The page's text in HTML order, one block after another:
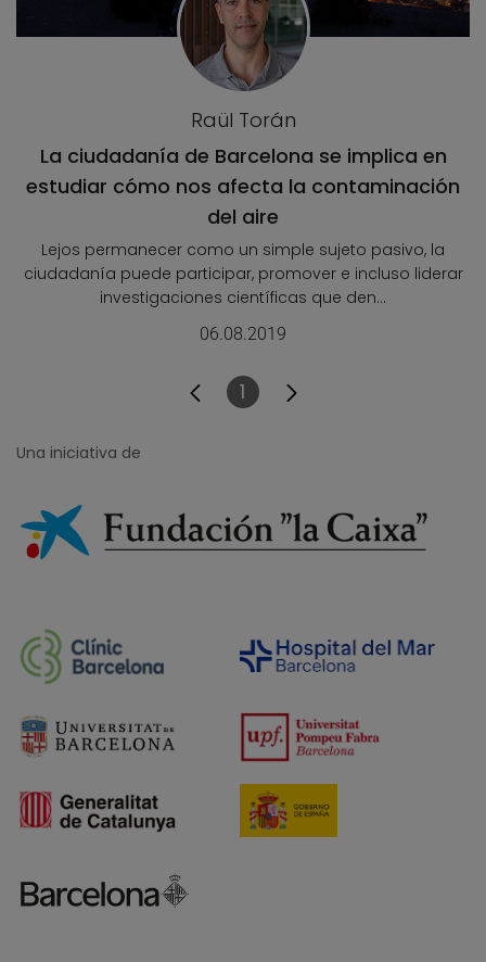
Raül Torán
La ciudadanía de Barcelona se implica en
estudiar cómo nos afecta la contaminación
del aire
Lejos permanecer como un simple sujeto pasivo, la
ciudadanía puede participar, promover e incluso liderar
investigaciones científicas que den...
06.08.2019
Página
1
Una iniciativa de